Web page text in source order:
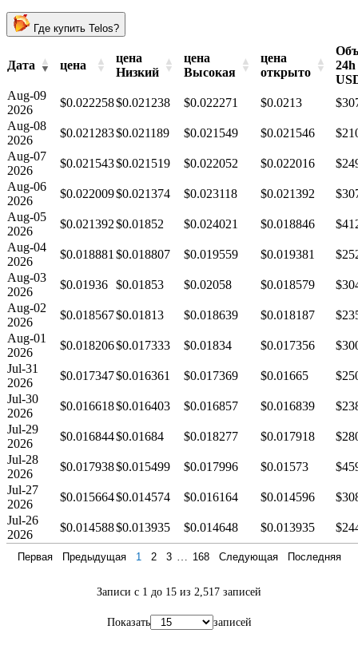
Где купить Telos?
Дата цена
цена
Низкий
цена
Высокая
цена
открыто
24h
Aug-09
2026
$0.022258$0.021238 $0.022271 $0.0213
Aug-08
2026
$0.021283$0.021189 $0.021549 $0.021546
Aug-07
2026
$0.021543$0.021519 $0.022052 $0.022016
Aug-06
2026
$0.022009$0.021374 $0.023118 $0.021392
Aug-05
2026
$0.021392$0.01852 $0.024021 $0.018846
Aug-04
2026
$0.018881 $0.018807 $0.019559 $0.019381
Aug-03
2026
$0.01936 $0.01853 $0.02058 $0.018579
Aug-02
2026
$0.018567$0.01813 $0.018639 $0.018187
Aug-01
2026
$0.018206$0.017333 $0.01834 $0.017356
Jul-31
2026
$0.017347$0.016361 $0.017369 $0.01665
Jul-30
2026
$0.016618$0.016403 $0.016857 $0.016839
Jul-29
2026
$0.016844$0.01684 $0.018277 $0.017918
Jul-28
2026
$0.017938$0.015499 $0.017996 $0.01573
Jul-27
2026
$0.015664$0.014574 $0.016164 $0.014596
Jul-26
2026
$0.014588$0.013935 $0.014648 $0.013935
Записи с 1 до 15 из 2,517 записей
Показать записей
Первая Предыдущая 1 2 3 168 Следующая Последняя